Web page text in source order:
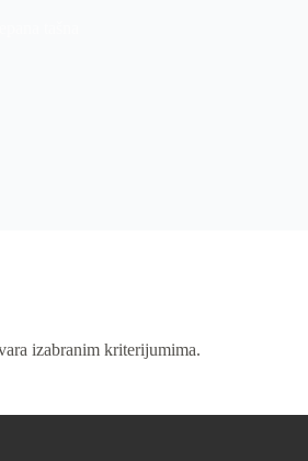
izabranim kriterijumima.